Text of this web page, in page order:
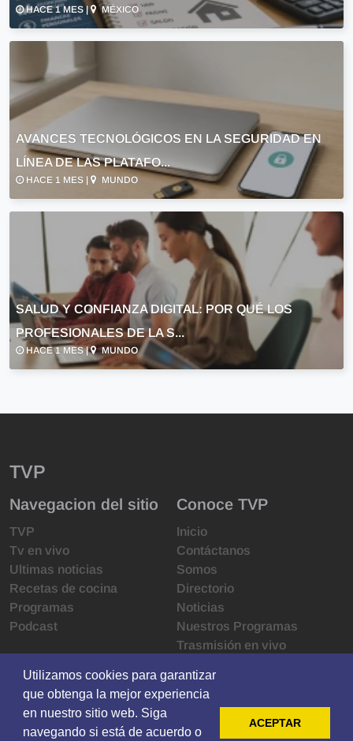
HACE 1 MES | MÉXICO
AVANCES TECNOLÓGICOS EN LA SEGURIDAD EN
LÍNEA DE LAS PLATAFO...
HACE 1 MES | MUNDO
SALUD Y CONFIANZA DIGITAL: POR QUÉ LOS
PROFESIONALES DE LA S...
HACE 1 MES | MUNDO
TVP
Navegacion del sitio
TVP
Tv en vivo
Ultimas noticias
Recetas de cocina
Programas
Podcast
Conoce TVP
Inicio
Contáctanos
Somos
Directorio
Noticias
Nuestros Programas
Trasmisión en vivo
Derechos de las audiencias
Código de ética
Redes sociales
Utilizamos cookies para garantizar
que obtenga la mejor experiencia
en nuestro sitio web. Siga
navegando si está de acuerdo o
ACEPTAR
Utilizamos cookies para garantizar
que obtenga la mejor experiencia
en nuestro sitio web. Siga
navegando si está de acuerdo o
ACEPTAR